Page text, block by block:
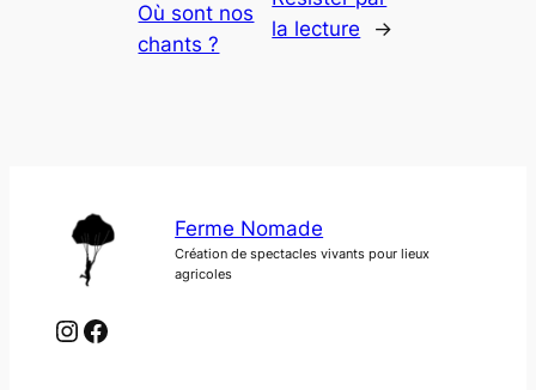
Où sont nos
chants ?
la lecture
→
Ferme Nomade
Création de spectacles vivants pour lieux
agricoles
Instagram Facebook